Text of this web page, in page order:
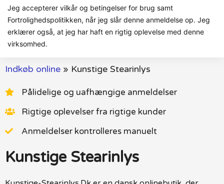
Jeg accepterer vilkår og betingelser for brug samt
Fortrolighedspolitikken, når jeg slår denne anmeldelse op. Jeg
erklærer også, at jeg har haft en rigtig oplevelse med denne
virksomhed.
Indkøb online » Kunstige Stearinlys
Pålidelige og uafhængige anmeldelser
Rigtige oplevelser fra rigtige kunder
Anmeldelser kontrolleres manuelt
Kunstige Stearinlys